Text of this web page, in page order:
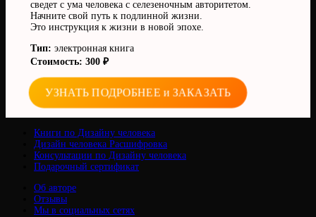
сведет с ума человека с селезеночным авторитетом.
Начните свой путь к подлинной жизни.
Это инструкция к жизни в новой эпохе.
Тип: электронная книга
Стоимость: 300 ₽
УЗНАТЬ ПОДРОБНЕЕ и ЗАКАЗАТЬ
Книги по Дизайну человека
Дизайн человека Расшифровка
Консультации по Дизайну человека
Подарочный сертификат
Об авторе
Отзывы
Мы в социальных сетях